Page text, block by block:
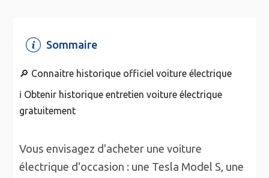
Sommaire
🔎 Connaitre historique officiel voiture électrique
ℹ️ Obtenir historique entretien voiture électrique
gratuitement
Vous envisagez d'acheter une voiture
électrique d'occasion : une Tesla Model S, une